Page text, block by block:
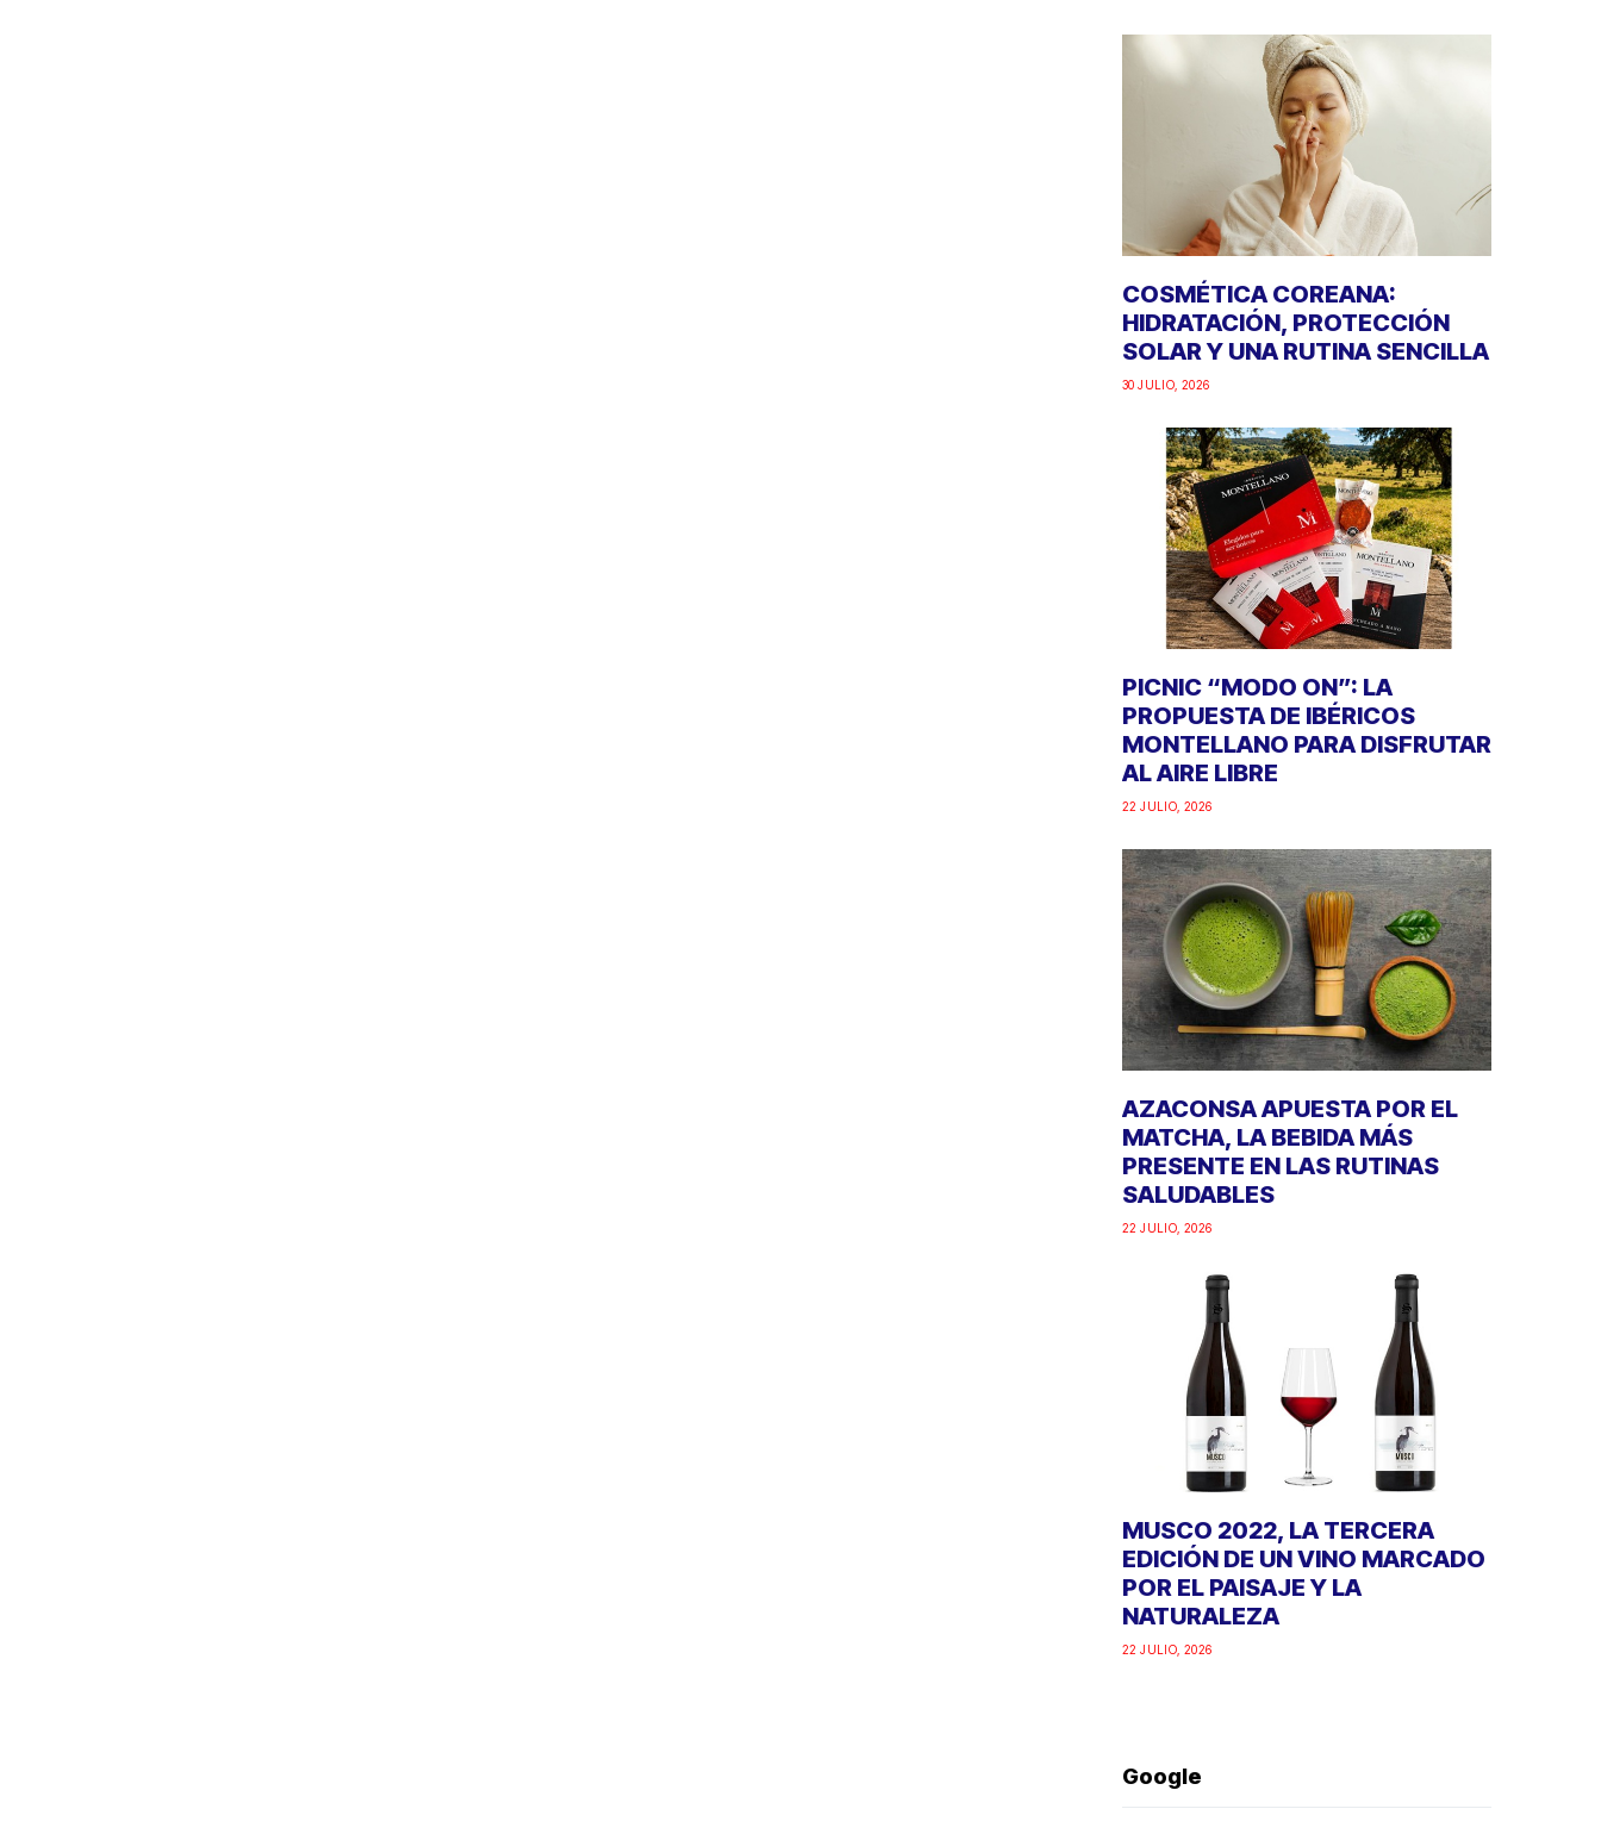
COSMÉTICA COREANA:
HIDRATACIÓN, PROTECCIÓN
SOLAR Y UNA RUTINA SENCILLA
30 JULIO, 2026
PICNIC “MODO ON”: LA
PROPUESTA DE IBÉRICOS
MONTELLANO PARA DISFRUTAR
AL AIRE LIBRE
22 JULIO, 2026
AZACONSA APUESTA POR EL
MATCHA, LA BEBIDA MÁS
PRESENTE EN LAS RUTINAS
SALUDABLES
22 JULIO, 2026
MUSCO 2022, LA TERCERA
EDICIÓN DE UN VINO MARCADO
POR EL PAISAJE Y LA
NATURALEZA
22 JULIO, 2026
Google